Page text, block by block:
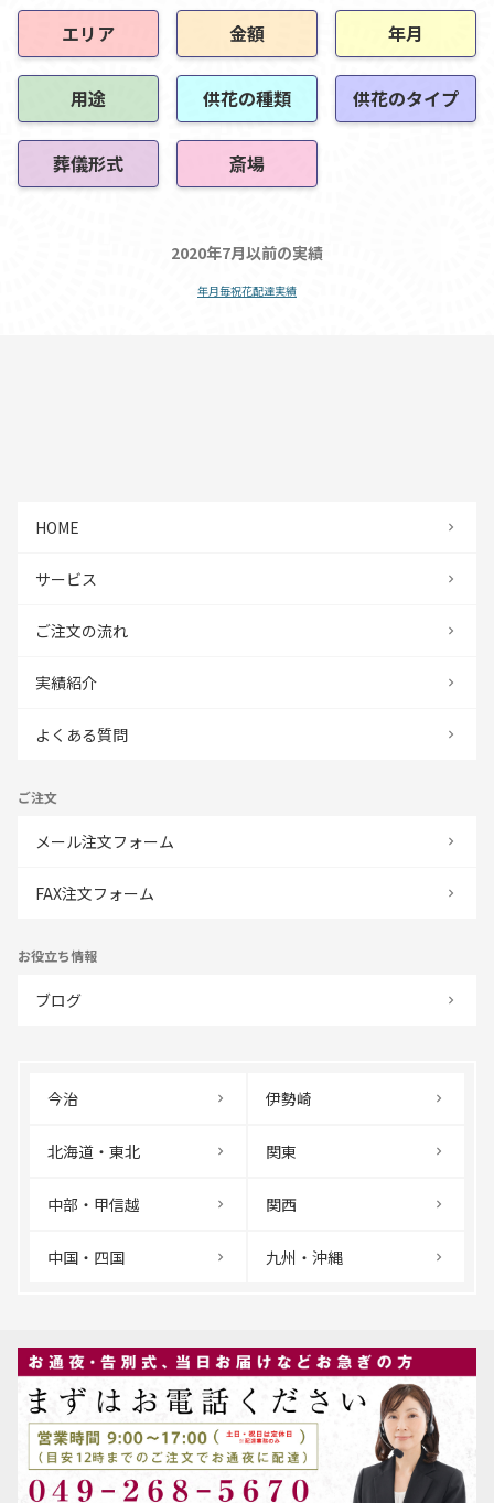
エリア 金額 年月
用途 供花の種類 供花のタイプ
葬儀形式 斎場
2020年7月以前の実績
年月毎祝花配達実績
HOME
サービス
ご注文の流れ
実績紹介
よくある質問
ご注文
メール注文フォーム
FAX注文フォーム
お役立ち情報
ブログ
今治 伊勢崎
北海道・東北 関東
中部・甲信越 関西
中国・四国 九州・沖縄